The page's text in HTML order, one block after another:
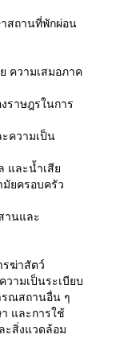
นที่พักผ่อน
มเสมอภาค
ฎรในการ
ามเป็น
ะน้ำเสีย
รอบครัว
และ
าสัตว์
ป็นระเบียบ
รณสถานอื่น ๆ
ะการใช้
ะสิ่งแวดล้อม